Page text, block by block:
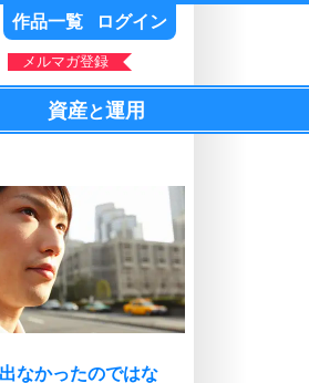
作品一覧 ログイン
メルマガ登録
資産と運用
なかったのではな